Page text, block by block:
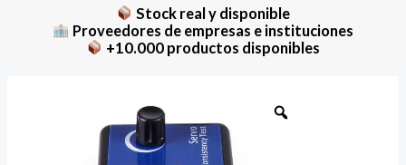
Stock real y disponible
Proveedores de empresas e instituciones
+10.000 productos disponibles